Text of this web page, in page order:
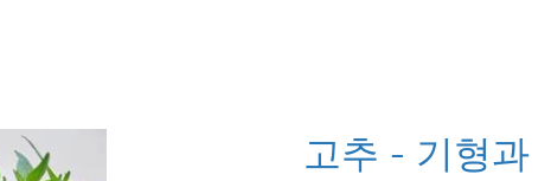
고추 - 기형과